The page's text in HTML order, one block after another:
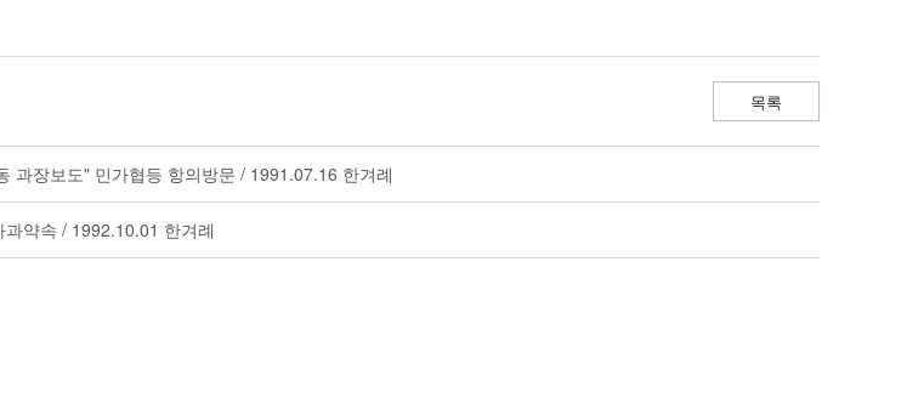
목록
과장보도" 민가협등 항의방문 / 1991.07.16 한겨례
과약속 / 1992.10.01 한겨례